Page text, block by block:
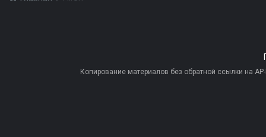
Копирование материалов без обратной ссылки на